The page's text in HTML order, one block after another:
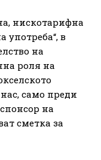
нискотарифна
употреба“, в
на
роля на
само преди
на
сметка за